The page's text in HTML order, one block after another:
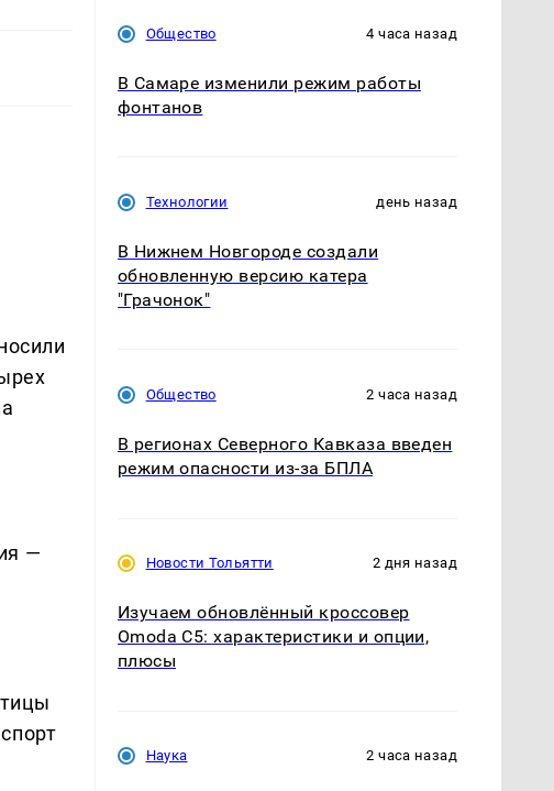
—
Общество 4 часа назад
В Самаре изменили режим работы
фонтанов
Технологии день назад
В Нижнем Новгороде создали
обновленную версию катера
"Грачонок"
Общество 2 часа назад
В регионах Северного Кавказа введен
режим опасности из-за БПЛА
Новости Тольятти 2 дня назад
Изучаем обновлённый кроссовер
Omoda C5: характеристики и опции,
плюсы
Наука 2 часа назад